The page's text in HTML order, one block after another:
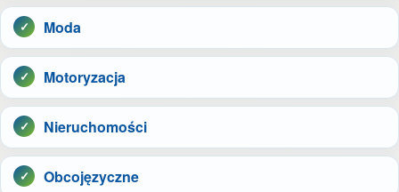
Moda
Motoryzacja
Nieruchomości
Obcojęzyczne